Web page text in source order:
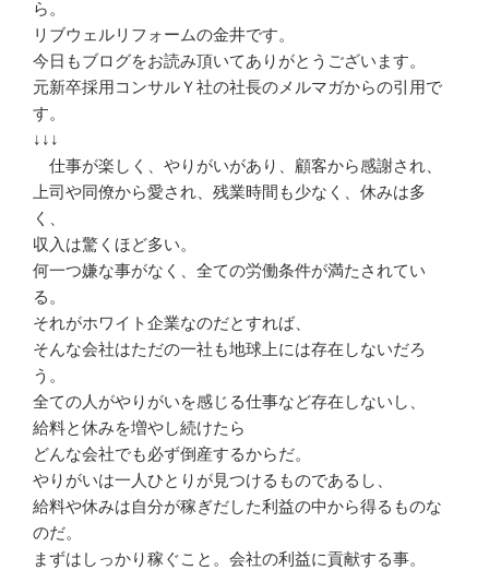
ら。
リブウェルリフォームの金井です。
今日もブログをお読み頂いてありがとうございます。
元新卒採用コンサルＹ社の社長のメルマガからの引用で
す。
↓↓↓
仕事が楽しく、やりがいがあり、顧客から感謝され、
上司や同僚から愛され、残業時間も少なく、休みは多
く、
収入は驚くほど多い。
何一つ嫌な事がなく、全ての労働条件が満たされてい
る。
それがホワイト企業なのだとすれば、
そんな会社はただの一社も地球上には存在しないだろ
う。
全ての人がやりがいを感じる仕事など存在しないし、
給料と休みを増やし続けたら
どんな会社でも必ず倒産するからだ。
やりがいは一人ひとりが見つけるものであるし、
給料や休みは自分が稼ぎだした利益の中から得るものな
のだ。
まずはしっかり稼ぐこと。会社の利益に貢献する事。